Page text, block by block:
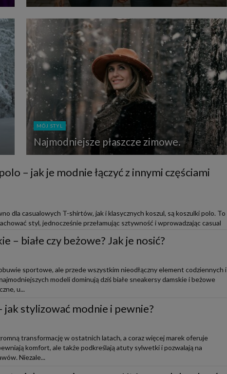
MÓJ STYL
Najmodniejsze płaszcze zimowe.
– jak je modnie łączyć z innymi częściami
dla casualowych T-shirtów, jak i klasycznych koszul, są koszulki polo. To
styl, jednocześnie przełamując sztywność i wprowadzając casual
– białe czy beżowe? Jak je nosić?
sportowe, ale przede wszystkim nieodłączny element codziennych i
modeli dominują dziś białe sneakersy damskie i beżowe
u...
jak stylizować modnie i pewnie?
transformację w ostatnich latach, a coraz więcej marek oferuje
komfort, ale także podkreślają atuty sylwetki i pozwalają na
Niezale...